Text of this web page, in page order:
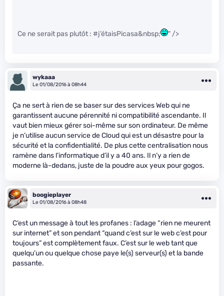
Ce ne serait pas plutôt : #j’étaisPicasa&nbsp; " />
wykaaa
Le 01/08/2016 à 08h44
Ça ne sert à rien de se baser sur des services Web qui ne
garantissent aucune pérennité ni compatibilité ascendante. Il
vaut bien mieux gérer soi-même sur son ordinateur. De même
je n’utilise aucun service de Cloud qui est un désastre pour la
sécurité et la confidentialité. De plus cette centralisation nous
ramène dans l’informatique d’il y a 40 ans. Il n’y a rien de
moderne là-dedans, juste de la poudre aux yeux pour gogos.
boogieplayer
Le 01/08/2016 à 08h48
C’est un message à tout les profanes : l’adage “rien ne meurent
sur internet” et son pendant “quand c’est sur le web c’est pour
toujours” est complètement faux. C’est sur le web tant que
quelqu’un ou quelque chose paye le(s) serveur(s) et la bande
passante.